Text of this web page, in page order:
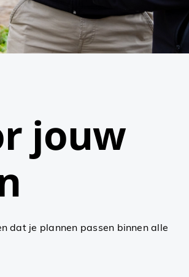
jouw
dat je plannen passen binnen alle